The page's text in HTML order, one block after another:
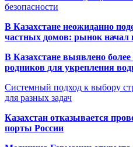
безопасности
В Казахстане неожиданно
частных домов: рынок начал
В Казахстане выявлено
родников для укрепления
Системный подход к выбору
для разных задач
Казахстан отказывается
порты России